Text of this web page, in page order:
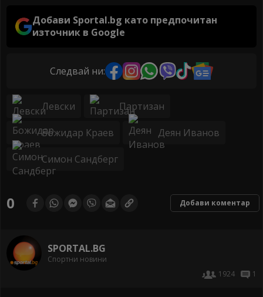
Добави Sportal.bg като предпочитан
източник в Google
Следвай ни:
Левски Партизан
Божидар Краев Деян Иванов
Симон Сандберг
0 Добави коментар
SPORTAL.BG
Спортни новини
1924
1